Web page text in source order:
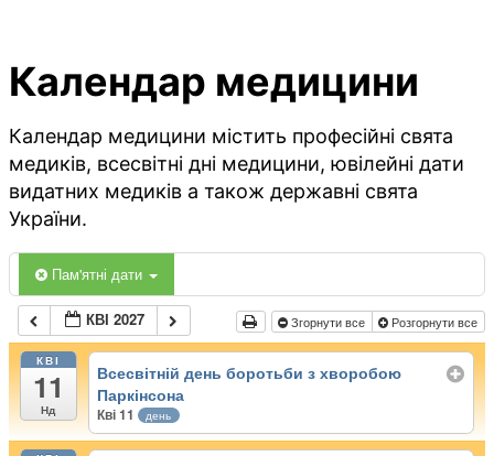
Календар медицини
Календар медицини містить професійні свята
медиків, всесвітні дні медицини, ювілейні дати
видатних медиків а також державні свята
України.
Пам'ятні дати
КВІ 2027 Згорнути все Розгорнути все
КВІ
11
Нд
Всесвітній день боротьби з хворобою
Паркінсона
Кві 11 день